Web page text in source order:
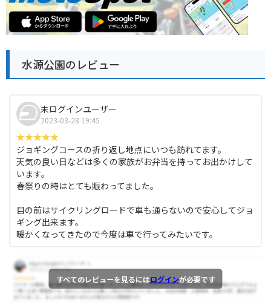
水源公園のレビュー
未ログインユーザー
2023-03-28 19:45
ジョギングコースの折り返し地点にいつも訪れてます。
天気の良い日などは多くの家族がお弁当を持ってお出かけして
います。
春祭りの時はとても賑わってました。
目の前はサイクリングロードで車も通らないので安心してジョ
ギング出来ます。
暖かくなってきたので今度は車で行ってみたいです。
すべてのレビューを見るにはログインが必要です